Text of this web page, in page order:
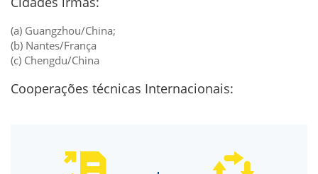
(a) Guangzhou/China;
(b) Nantes/França
(c) Chengdu/China
Cooperações técnicas Internacionais: